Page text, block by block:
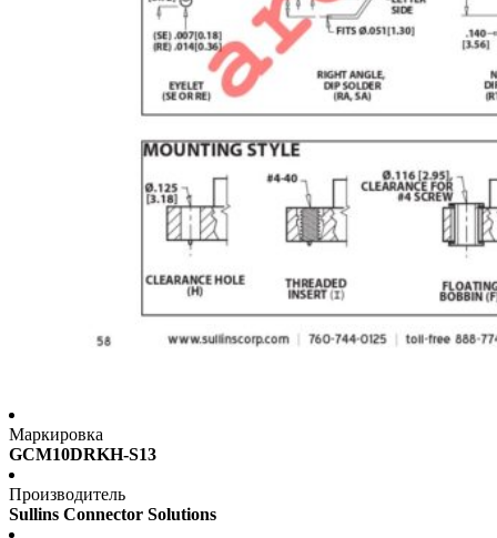
Маркировка
GCM10DRKH-S13
Производитель
Sullins Connector Solutions